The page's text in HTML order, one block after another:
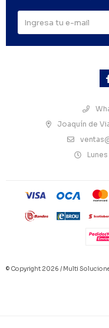
Joaquín de
© Copyright 2026 / Multi